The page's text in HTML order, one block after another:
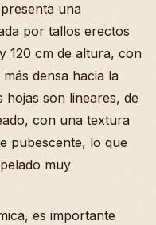
una
por tallos erectos
120 cm de altura, con
densa hacia la
son lineares, de
con una textura
pubescente, lo que
muy
es importante